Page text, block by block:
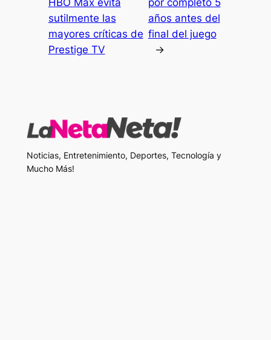
sutilmente las
mayores críticas de
Prestige TV
años antes del
final del juego
→
Noticias, Entretenimiento, Deportes, Tecnología y
Mucho Más!